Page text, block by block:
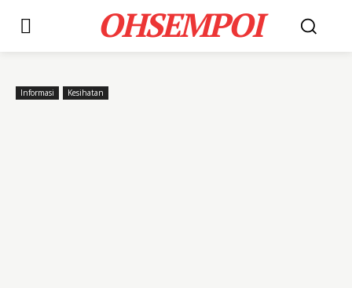
OHSEMPOI
Informasi Kesihatan